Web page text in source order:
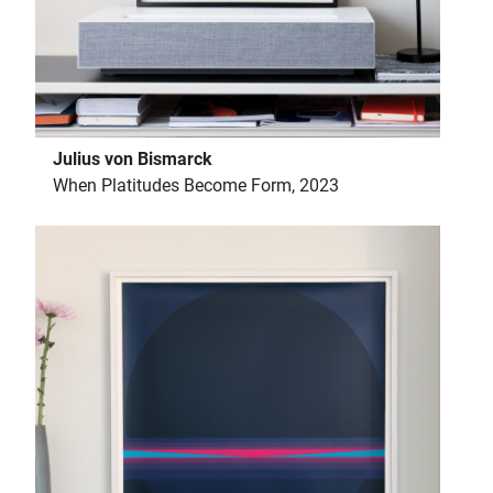
Julius von Bismarck
When Platitudes Become Form, 2023